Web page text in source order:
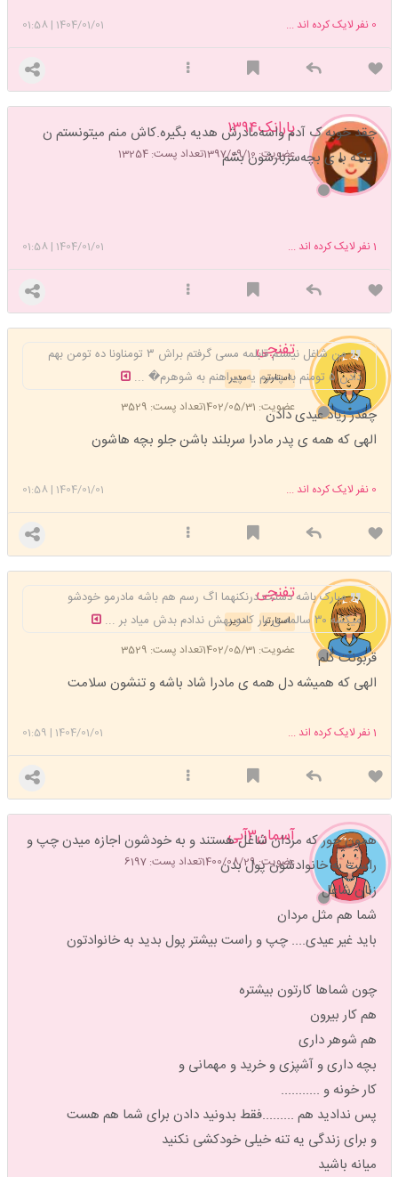
1404/01/01
|
01:58 0 نفر لایک کرده اند ...
بارانک۱۳۹۴
عضویت: 1397/09/10 تعداد پست: 13254
چقد خوبه ک آدم واسه‌مادرش هدیه بگیره.کاش منم میتونستم ن
اینکه با ی بچه‌سربارشون بشم
1404/01/01
|
01:58 1نفر لایک کرده اند ...
تفنچی
مدیر استارتر
عضویت: 1402/05/31 تعداد پست: 3529
من شاغل نیستم قابلمه مسی گرفتم براش ۳ تومناونا ده تومن بهم
دادن ۵ تومنم به پسرم یه پیراهنم به شوهرم� ...
چقدر زیاد عیدی دادن
الهی که همه ی پدر مادرا سربلند باشن جلو بچه هاشون
1404/01/01
|
01:58 0 نفر لایک کرده اند ...
تفنچی
مدیر استارتر
عضویت: 1402/05/31 تعداد پست: 3529
مبارک باشه دستت درنکنهما اگ رسم هم باشه مادرمو خودشو
میکشه ۳۰ سالمه ی بار کادو بهش ندادم بدش میاد بر ...
قربونت گلم
الهی که همیشه دل همه ی مادرا شاد باشه و تنشون سلامت
1404/01/01
|
01:59 1نفر لایک کرده اند ...
آسمان۳آبی
عضویت: 1400/08/29 تعداد پست: 6197
همون جور که مردان شاغل هستند و به خودشون اجازه میدن چپ و
راست به خانوادشون پول بدن
زنان شاغل
شما هم مثل مردان
باید غیر عیدی.... چپ و راست بیشتر پول بدید به خانوادتون
چون شماها کارتون بیشتره
هم کار بیرون
هم شوهر داری
بچه داری و آشپزی و خرید و مهمانی و
کار خونه و ...........
پس ندادید هم .........فقط بدونید دادن برای شما هم هست
و برای زندگی یه تنه خیلی خودکشی نکنید
میانه باشید